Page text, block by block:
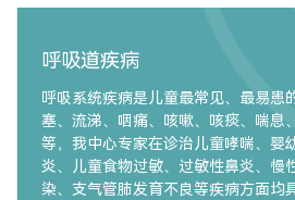
呼吸道疾病
呼吸系统疾病是儿童最常见、最易患
塞、流涕、咽痛、咳嗽、咳痰、喘息
等，我中心专家在诊治儿童哮喘、婴
炎、儿童食物过敏、过敏性鼻炎、慢
染、支气管肺发育不良等疾病方面均